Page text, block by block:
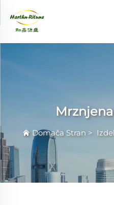
Domača Stran >